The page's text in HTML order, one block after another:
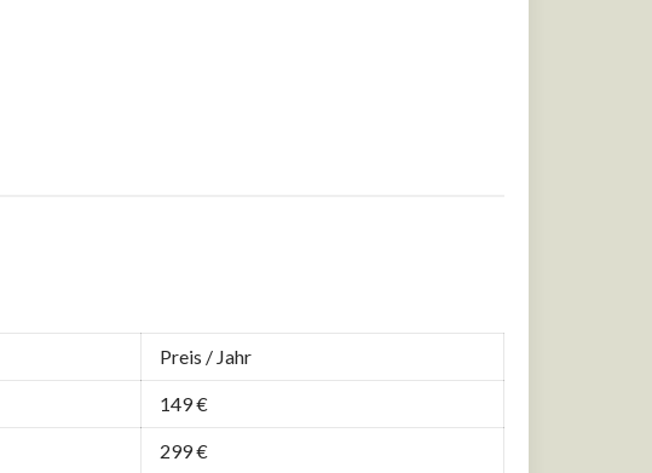
Preis / Jahr
149 €
299 €